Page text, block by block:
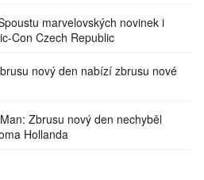
marvelovských novinek i
Con Czech Republic
nový den nabízí zbrusu nové
Zbrusu nový den nechyběl
Hollanda